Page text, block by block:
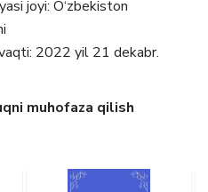
joyi: O‘zbekiston
2022 yil 21 dekabr.
muhofaza qilish